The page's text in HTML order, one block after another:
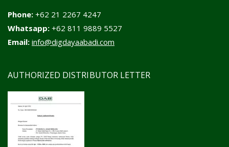
Phone: +62 21 2267 4247
Whatsapp: +62 811 9889 5527
Email: info@digdayaabadi.com
AUTHORIZED DISTRIBUTOR LETTER